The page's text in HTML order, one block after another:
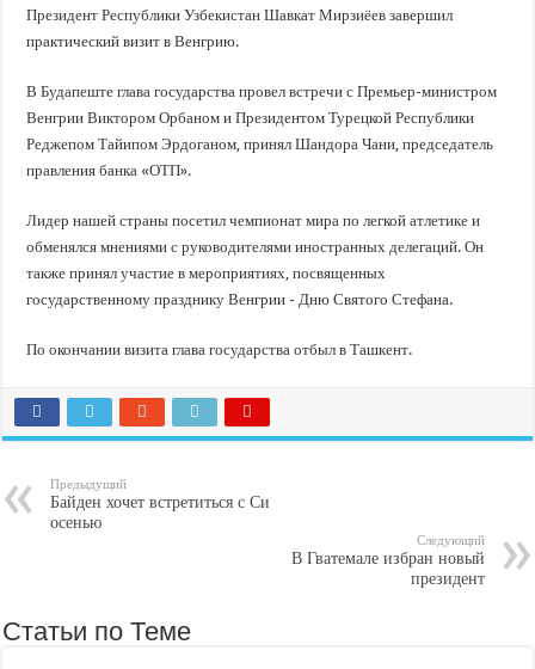
Важные правила обращения в вашу страховую компанию
Стартовал прием заявок на 20-й юбилейный молодежный форум «Регион 93»
Президент Республики Узбекистан Шавкат Мирзиёев завершил
практический визит в Венгрию.
В Будапеште глава государства провел встречи с Премьер-министром
Венгрии Виктором Орбаном и Президентом Турецкой Республики
Реджепом Тайипом Эрдоганом, принял Шандора Чани, председатель
правления банка «ОТП».
Лидер нашей страны посетил чемпионат мира по легкой атлетике и
обменялся мнениями с руководителями иностранных делегаций. Он
также принял участие в мероприятиях, посвященных
государственному празднику Венгрии - Дню Святого Стефана.
По окончании визита глава государства отбыл в Ташкент.
Предыдущий
Байден хочет встретиться с Си
осенью
Следующий
В Гватемале избран новый
президент
Статьи по Теме